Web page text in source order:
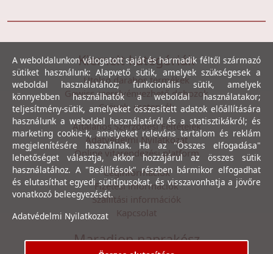
Kiemelt kategóriák
Utolsó darabos termékek
Gewiss szerelvényezhető dobozok
Csövek, csatornák
Általános Szerződési Feltételek
Adatvédelmi Nyilatkozat
Online vitarendezési platform
Céginformációk
Fizetési információk
Szállítási információk
Kapcsolat
Maradjon naprakész
A weboldalunkon válogatott saját és harmadik féltől származó
sütiket használunk: Alapvető sütik, amelyek szükségesek a
weboldal használatához; funkcionális sütik, amelyek
könnyebben használhatók a weboldal használatakor;
teljesítmény-sütik, amelyeket összesített adatok előállítására
használunk a weboldal használatáról és a statisztikákról; és
marketing cookie-k, amelyeket releváns tartalom és reklám
megjelenítésére használnak. Ha az "Összes elfogadása"
lehetőséget választja, akkor hozzájárul az összes sütik
használatához. A "Beállítások" részben bármikor elfogadhat
és elutasíthat egyedi sütitípusokat, és visszavonhatja a jövőre
vonatkozó beleegyezését.
Adatvédelmi Nyilatkozat